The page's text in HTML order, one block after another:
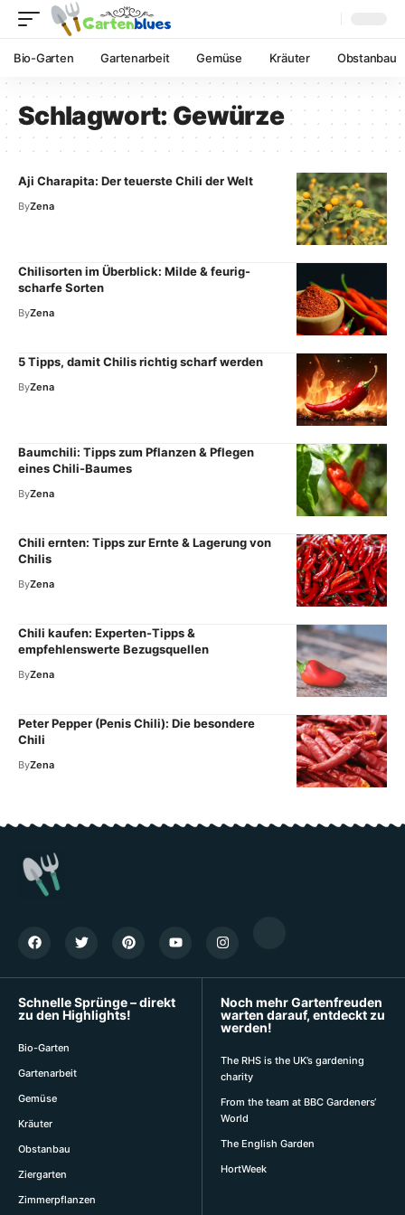
Bio-Garten Gartenarbeit Gemüse Kräuter Obstanbau
Schlagwort:Gewürze
Aji Charapita: Der teuerste Chili der Welt
ByZena
Chilisorten im Überblick: Milde & feurig-
scharfe Sorten
ByZena
5 Tipps, damit Chilis richtig scharf werden
ByZena
Baumchili: Tipps zum Pflanzen & Pflegen
eines Chili-Baumes
ByZena
Chili ernten: Tipps zur Ernte & Lagerung von
Chilis
ByZena
Chili kaufen: Experten-Tipps &
empfehlenswerte Bezugsquellen
ByZena
Peter Pepper (Penis Chili): Die besondere
Chili
ByZena
Schnelle Sprünge – direkt
zu den Highlights!
Bio-Garten
Gartenarbeit
Gemüse
Kräuter
Obstanbau
Ziergarten
Zimmerpflanzen
Noch mehr Gartenfreuden
warten darauf, entdeckt zu
werden!
The RHS is the UK’s gardening
charity
From the team at BBC Gardeners‘
World
The English Garden
HortWeek